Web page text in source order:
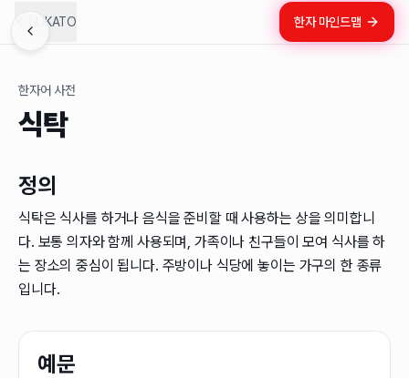
LUKATO 한자 마인드맵
한자어 사전
식탁
정의
식탁은 식사를 하거나 음식을 준비할 때 사용하는 상을 의미합니
다. 보통 의자와 함께 사용되며, 가족이나 친구들이 모여 식사를 하
는 장소의 중심이 됩니다. 주방이나 식당에 놓이는 가구의 한 종류
입니다.
예문